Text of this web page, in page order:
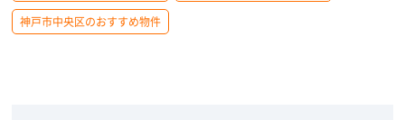
神戸市中央区のおすすめ物件